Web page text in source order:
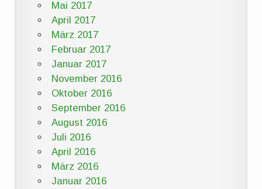
Mai 2017
April 2017
März 2017
Februar 2017
Januar 2017
November 2016
Oktober 2016
September 2016
August 2016
Juli 2016
April 2016
März 2016
Januar 2016